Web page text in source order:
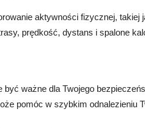
aktywności fizycznej, takiej
prędkość, dystans i spalone
ważne dla Twojego
pomóc w szybkim odnalezieniu